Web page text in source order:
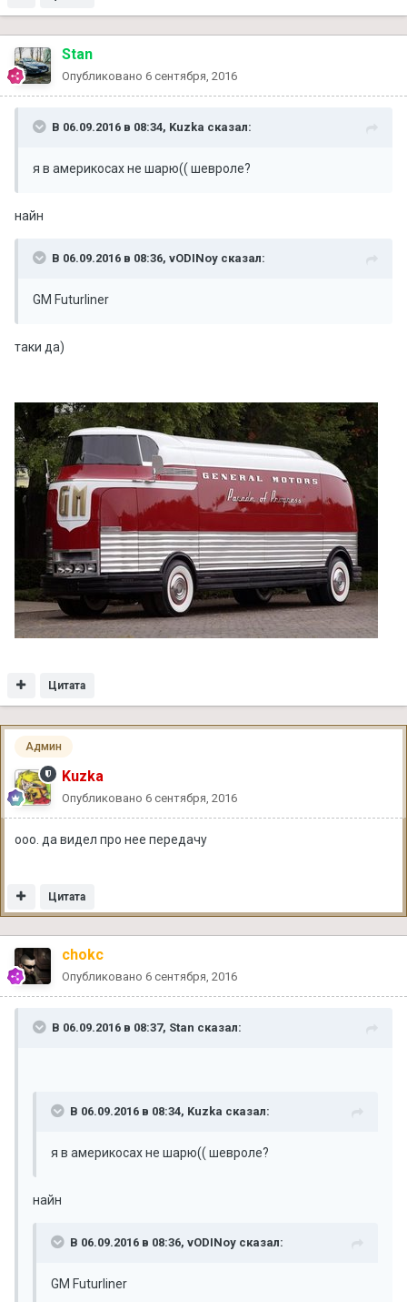
Stan
Опубликовано 6 сентября, 2016
В 06.09.2016 в 08:34, Kuzka сказал:
я в америкосах не шарю(( шевроле?
найн
В 06.09.2016 в 08:36, vODINoy сказал:
GM Futurliner
таки да)
Цитата
Админ
Kuzka
Опубликовано 6 сентября, 2016
ооо. да видел про нее передачу
Цитата
chokc
Опубликовано 6 сентября, 2016
В 06.09.2016 в 08:37, Stan сказал:
В 06.09.2016 в 08:34, Kuzka сказал:
я в америкосах не шарю(( шевроле?
найн
В 06.09.2016 в 08:36, vODINoy сказал:
GM Futurliner